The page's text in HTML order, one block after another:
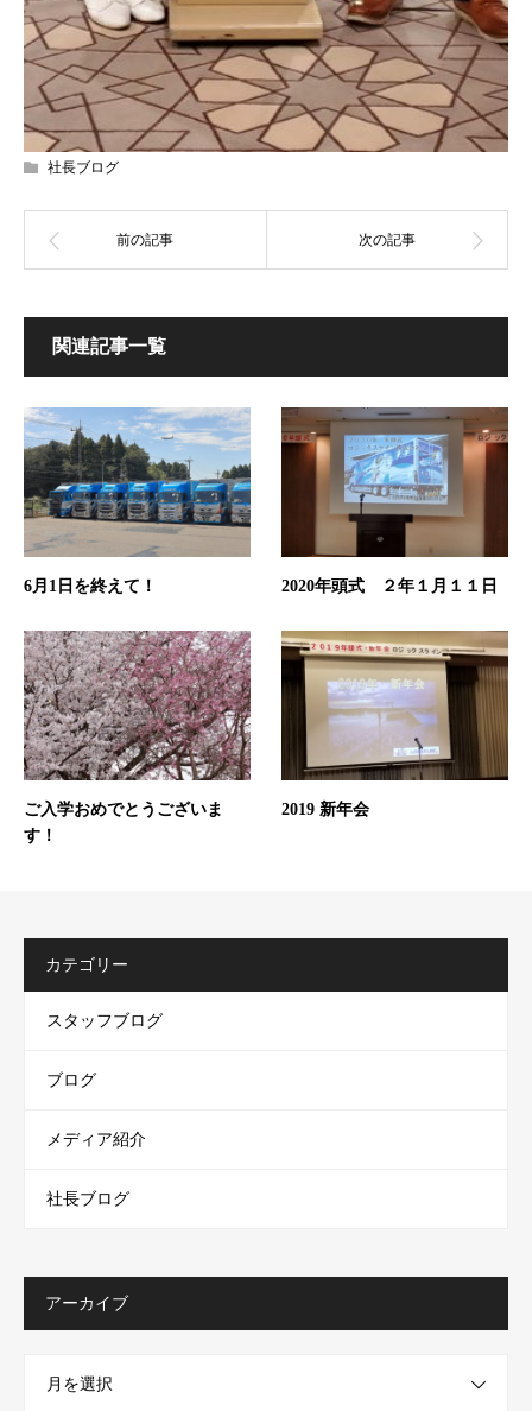
社長ブログ
関連記事一覧
6月1日を終えて！ 2020年頭式 ２年１月１１日
ご入学おめでとうございま
す！
2019 新年会
カテゴリー
スタッフブログ
ブログ
メディア紹介
社長ブログ
アーカイブ
月を選択